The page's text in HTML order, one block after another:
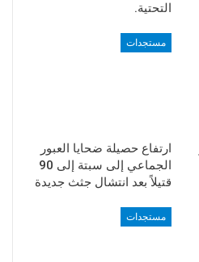
التحتية.
مستجدات
ارتفاع حصيلة ضحايا العبور
الجماعي إلى سبتة إلى 90
قتيلاً بعد انتشال جثث جديدة
مستجدات